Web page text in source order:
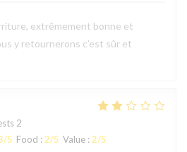
extrêmement bonne et
y retournerons c’est sûr et
2
/5 Food : 2/5 Value : 2/5